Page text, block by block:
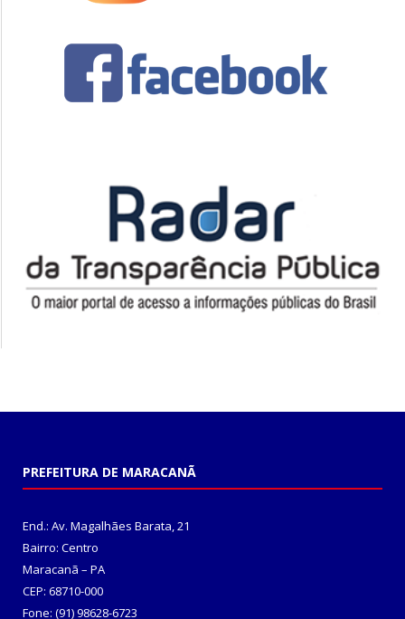
PREFEITURA DE MARACANÃ
End.: Av. Magalhães Barata, 21
Bairro: Centro
Maracanã – PA
CEP: 68710-000
Fone: (91) 98628-6723